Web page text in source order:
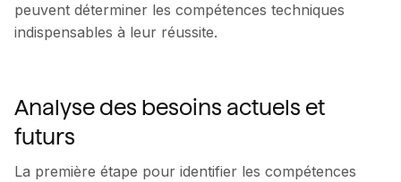
peuvent déterminer les compétences techniques
indispensables à leur réussite.
Analyse des besoins actuels et
futurs
La première étape pour identifier les compétences